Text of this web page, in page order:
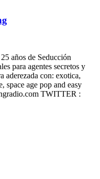
años de Seducción
para agentes secretos y
aderezada con: exotica,
space age pop and easy
TWITTER :